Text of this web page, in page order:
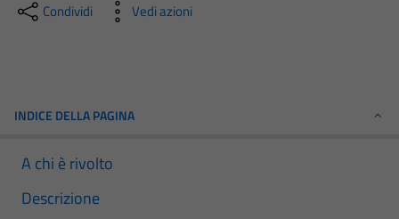
Condividi Vedi azioni
INDICE DELLA PAGINA
A chi è rivolto
Descrizione